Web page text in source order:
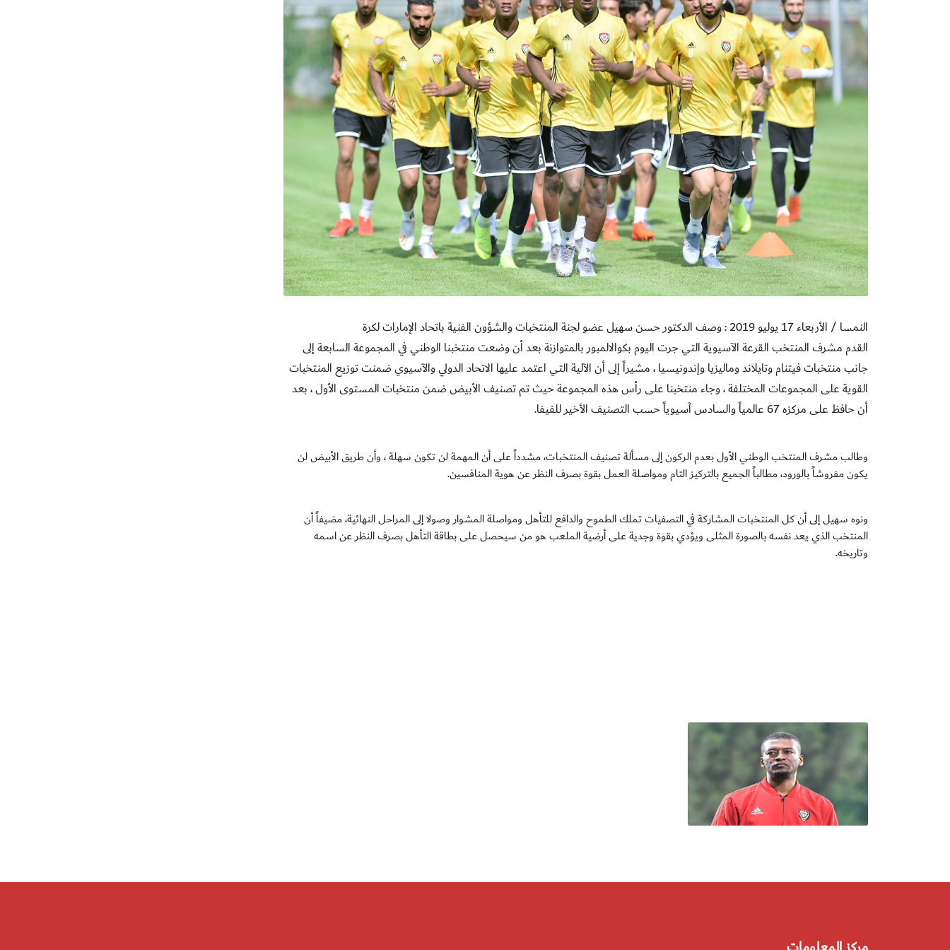
النمسا / الأربعاء 17 يوليو 2019 : وصفالدكتورحسن سهيل عضو لجنة المنتخبات والشؤون الفنيةباتحاد الإمارات لكرة
القدممشرفالمنتخبالقرعة الآسيوية التي جرت اليومبكوالالمبوربالمتوازنة بعد أن وضعت منتخبنا الوطني في المجموعة السابعة إلى
جانب منتخبات فيتنام وتايلند وماليزيا وإندونيسيا، مشيراً إلىأن الآلية التي اعتمد عليها الاتحادالدولي والآسيويضمنت توزيع المنتخبات
القوية على المجموعات المختلفة،وجاء منتخبنا على رأس هذه المجموعة حيث تم تصنيف الأبيض ضمن منتخبات المستوى الأول، بعد
أن حافظ على مركزه 67 عالمياً والسادس آسيوياً حسب التصنيف الأخير للفيفا
.
وطالب مشرف المنتخب الوطني الأول بعدم الركون إلى مسألة تصنيف المنتخبات،مشدداً على أن المهمة لن تكون سهلة،وأن طريق الأبيض لن
يكون مفروشاً بالورود، مطالباً الجميع بالتركيز التام ومواصلة العمل بقوة بصرف النظر عن هوية المنافسين.
ونوه سهيل إلى أن كل المنتخبات المشاركة في التصفيات تملك الطموح والدافع للتأهل ومواصلة المشوار وصولاإلى المراحل النهائية، مضيفاً أن
المنتخب الذي يعد نفسه بالصورة المثلى ويؤدي بقوة وجدية على أرضية الملعب هو من سيحصل على بطاقة التأهل بصرف النظر عن اسمه
وتاريخه.